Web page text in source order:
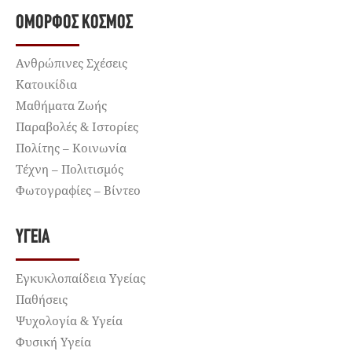
ΌΜΟΡΦΟΣ ΚΌΣΜΟΣ
Ανθρώπινες Σχέσεις
Κατοικίδια
Μαθήματα Ζωής
Παραβολές & Ιστορίες
Πολίτης – Κοινωνία
Τέχνη – Πολιτισμός
Φωτογραφίες – Βίντεο
ΥΓΕΊΑ
Εγκυκλοπαίδεια Υγείας
Παθήσεις
Ψυχολογία & Υγεία
Φυσική Υγεία